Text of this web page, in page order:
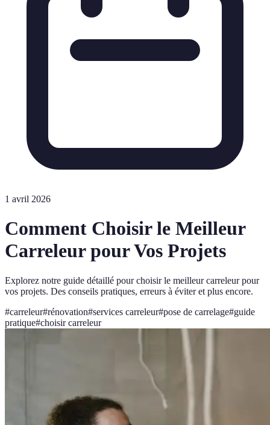
1 avril 2026
Comment Choisir le Meilleur
Carreleur pour Vos Projets
Explorez notre guide détaillé pour choisir le meilleur carreleur pour
vos projets. Des conseils pratiques, erreurs à éviter et plus encore.
#carreleur#rénovation#services carreleur#pose de carrelage#guide
pratique#choisir carreleur